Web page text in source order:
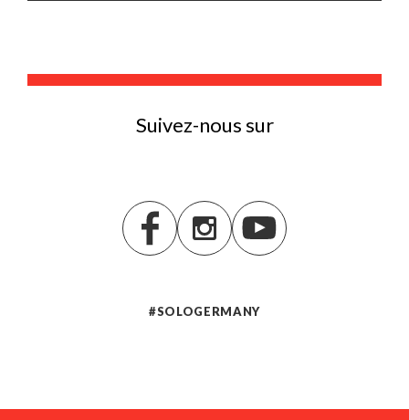
Suivez-nous sur
#SOLOGERMANY